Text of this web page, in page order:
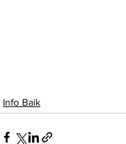
Info Baik